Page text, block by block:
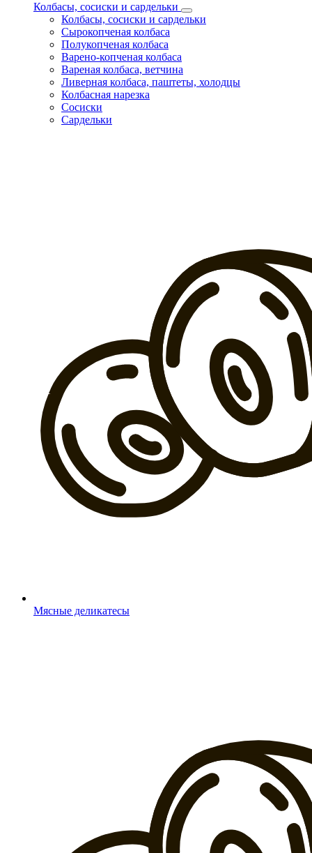
Колбасы, сосиски и сардельки
Колбасы, сосиски и сардельки
Сырокопченая колбаса
Полукопченая колбаса
Варено-копченая колбаса
Вареная колбаса, ветчина
Ливерная колбаса, паштеты, холодцы
Колбасная нарезка
Сосиски
Сардельки
Мясные деликатесы